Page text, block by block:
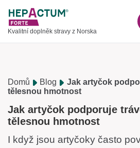
Kvalitní doplněk stravy z Norska
Domů Blog
Jak artyčok
tělesnou hmotnost
Jak artyčok podporuje
tělesnou hmotnost
I když jsou artyčoky často